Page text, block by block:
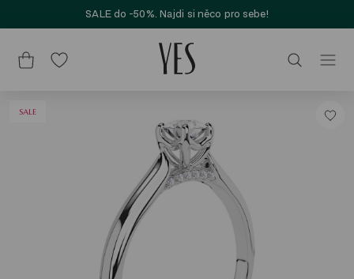
SALE do -50%. Najdi si něco pro sebe!
SALE